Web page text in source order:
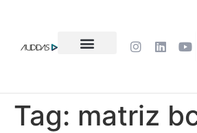
Tag: matriz